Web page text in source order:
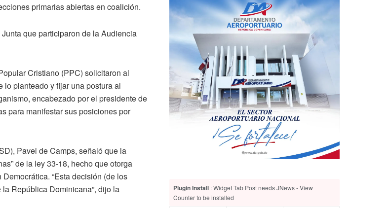
primarias abiertas en coalición.
que participaron de la Audiencia
Cristiano (PPC) solicitaron al
planteado y fijar una postura al
encabezado por el presidente de
para manifestar sus posiciones por
Pavel de Camps, señaló que la
de la ley 33-18, hecho que otorga
“Esta decisión (de los
República Dominicana”, dijo la
Plugin Install : Widget Tab Post needs JNews - View
Counter to be installed